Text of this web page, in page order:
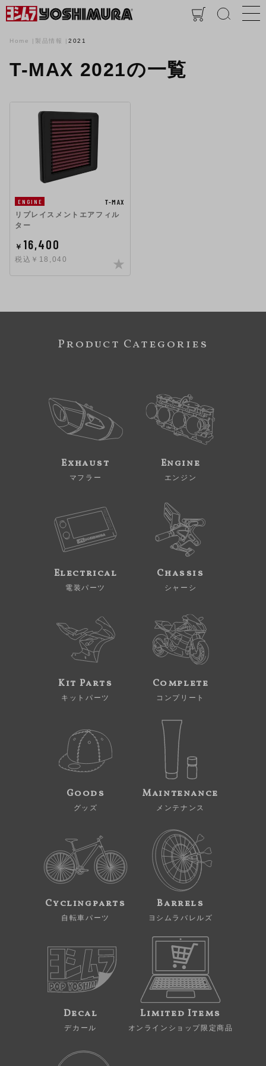
Home 製品情報 2021
T-MAX 2021の一覧
ENGINE
T-MAX
リプレイスメントエアフィル
ター
￥ 16,400
税込￥18,040
Product Categories
Exhaust
マフラー
Engine
エンジン
Electrical
電装パーツ
Chassis
シャーシ
Kit Parts
キットパーツ
Complete
コンプリート
Goods
グッズ
Maintenance
メンテナンス
Cyclingparts
自転車パーツ
Barrels
ヨシムラバレルズ
Decal
デカール
Limited Items
オンラインショップ限定商品